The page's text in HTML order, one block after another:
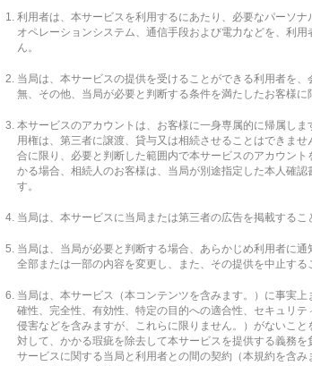
利用者は、本サービスを利用するにあたり、必要なパーソナ
オペレーションシステム、通信手段および電力などを、利
ん。
当局は、本サービスの提供を受けることができる利用者を
無、その他、当局が必要と判断する条件を満たしたお客様に
本サービスのアカウントは、お客様に一身専属的に帰属し
用権は、第三者に譲渡、貸与又は相続させることはできま
合に限り、必要と判断した範囲内で本サービスのアカウン
かる場合、相続人のお客様は、当局が別途指定した本人確
す。
当局は、本サービスに当局または第三者の広告を掲載するこ
当局は、当局が必要と判断する場合、あらかじめ利用者に
全部または一部の内容を変更し、また、その提供を中止する
当局は、本サービス（本コンテンツを含みます。）に事実
確性、完全性、有効性、特定の目的への適合性、セキュリ
侵害などを含みますが、これらに限りません。）がないこ
対して、かかる瑕疵を除去して本サービスを提供する義務
サービスに関する当局と利用者との間の契約（本規約を含